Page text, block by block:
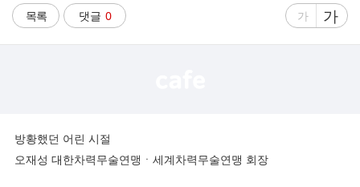
자
시
간
수
목록 댓글 0
글
가
글
자
가
방황했던 어린 시절
오재성 대한차력무술연맹ㆍ세계차력무술연맹 회장